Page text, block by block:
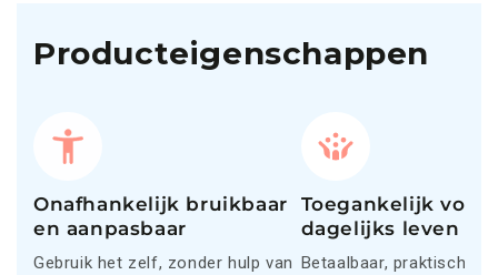
Producteigenschappen
Onafhankelijk bruikbaar
en aanpasbaar
Gebruik het zelf, zonder hulp van
Toegankelijk voor
dagelijks leven
Betaalbaar, praktisch en